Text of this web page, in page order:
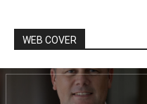
WEB COVER